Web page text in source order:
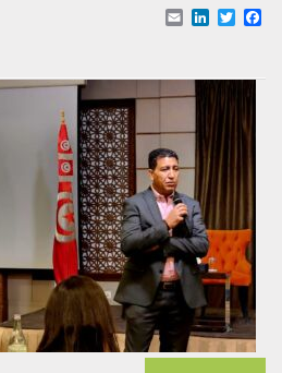
Facebook
Twitter
LinkedIn